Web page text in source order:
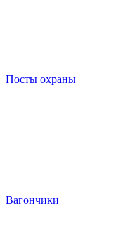
Посты охраны
Вагончики